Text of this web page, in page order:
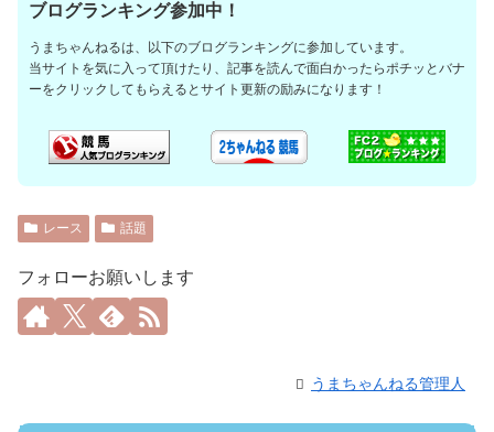
ブログランキング参加中！
うまちゃんねるは、以下のブログランキングに参加しています。
当サイトを気に入って頂けたり、記事を読んで面白かったらポチッとバナ
ーをクリックしてもらえるとサイト更新の励みになります！
レース 話題
フォローお願いします
うまちゃんねる管理人